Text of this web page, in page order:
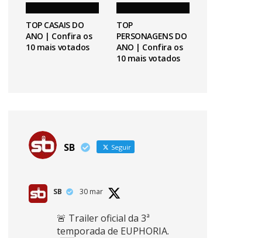
TOP CASAIS DO
ANO | Confira os
10 mais votados
TOP
PERSONAGENS DO
ANO | Confira os
10 mais votados
SB Seguir
SB 30 mar
🚨 Trailer oficial da 3ª
temporada de EUPHORIA.